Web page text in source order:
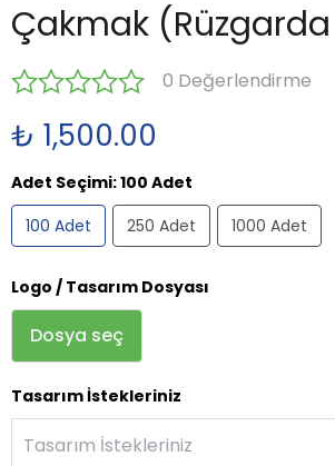
Çakmak
0 Değerlendirme
₺ 1,500.00
Adet Seçimi:100 Adet
100 Adet
250 Adet 1000 Adet
Logo / Tasarım Dosyası
Dosya seç
Tasarım İstekleriniz